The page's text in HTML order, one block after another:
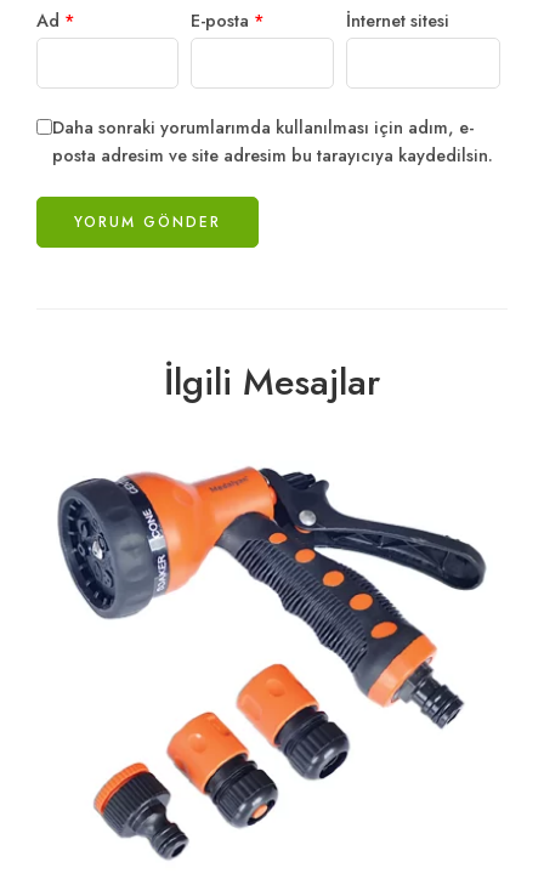
Ad * E-posta * İnternet sitesi
Daha sonraki yorumlarımda kullanılması için adım, e-
posta adresim ve site adresim bu tarayıcıya kaydedilsin.
İlgili Mesajlar